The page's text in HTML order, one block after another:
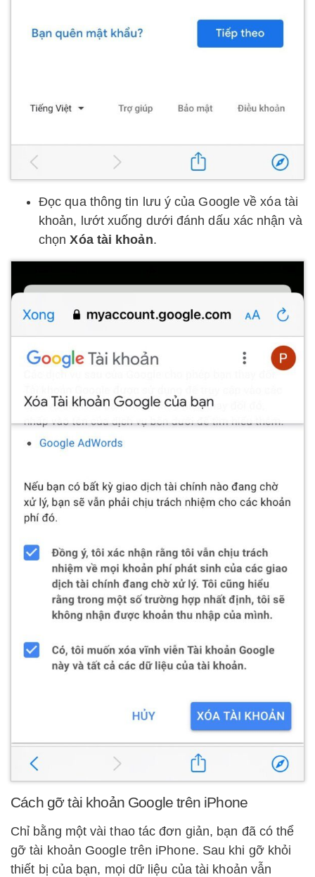
Đọc qua thông tin lưu ý của Google về xóa tài
khoản, lướt xuống dưới đánh dấu xác nhận và
chọnXóa tài khoản.
Cách gỡ tài khoản Google trên iPhone
Chỉ bằng một vài thao tác đơn giản, bạn đã có thể
gỡ tài khoản Google trên iPhone. Sau khi gỡ khỏi
thiết bị của bạn, mọi dữ liệu của tài khoản vẫn